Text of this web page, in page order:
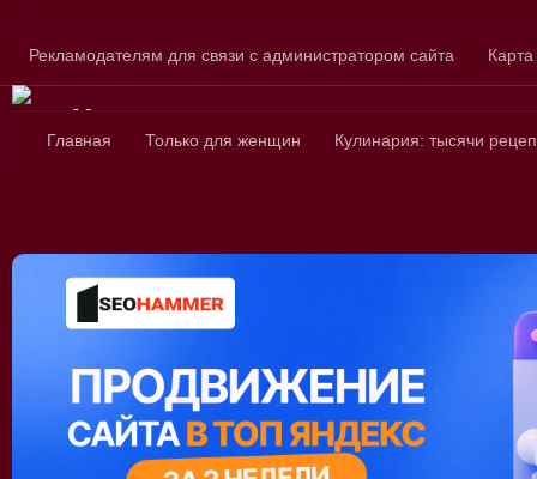
Рекламодателям для связи с администратором сайта
Сайт для
Главная Только для женщин Кулинария: тысячи